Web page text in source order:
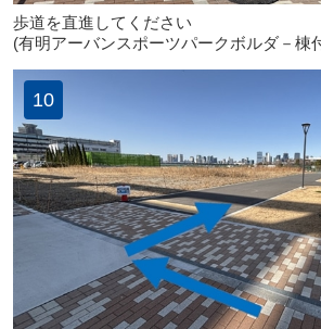
歩道を直進してください
(有明アーバンスポーツパークボルダ－棟
10